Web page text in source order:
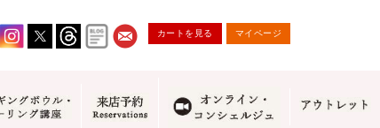
カートを見る マイページ